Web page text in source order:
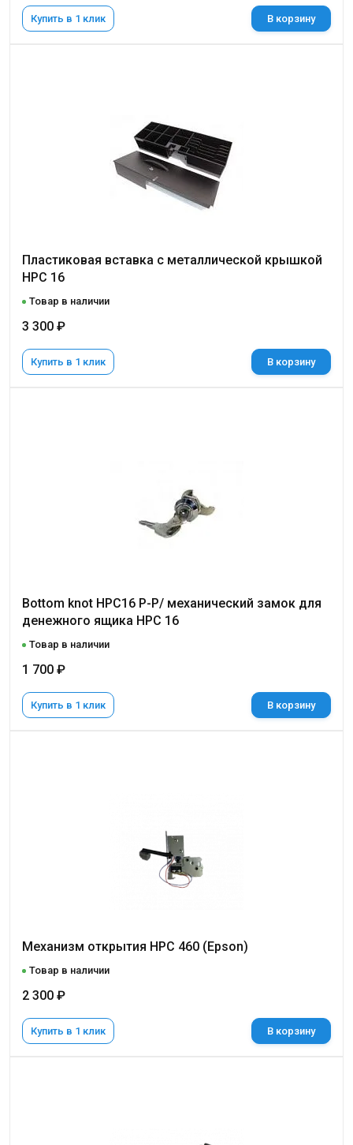
Купить в 1 клик В корзину
Пластиковая вставка с металлической крышкой
НРС 16
Товар в наличии
3 300 ₽
Купить в 1 клик В корзину
Bottom knot HPC16 P-P/ механический замок для
денежного ящика НРС 16
Товар в наличии
1 700 ₽
Купить в 1 клик В корзину
Механизм открытия НРС 460 (Epson)
Товар в наличии
2 300 ₽
Купить в 1 клик В корзину